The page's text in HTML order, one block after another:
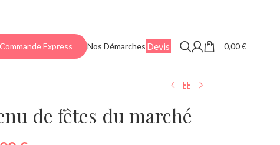
Commande Express Nos Démarches Devis 0,00€
de fêtes du marché